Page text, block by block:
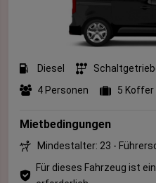
Diesel
4 Personen
5 Koffer
Mietbedingungen
Mindestalter: 23 -
Für dieses Fahrzeug ist